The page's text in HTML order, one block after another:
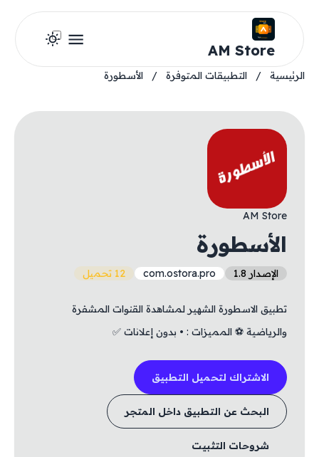
AM Store
الرئيسية / التطبيقات المتوفرة / الأسطورة
AM Store
الأسطورة
الإصدار 1.8 com.ostora.pro 12 تحميل
تطبيق الاسطورة الشهير لمشاهدة القنوات المشفرة
والرياضية ⚽️ المميزات : • بدون إعلانات ✅
الاشتراك لتحميل التطبيق
البحث عن التطبيق داخل المتجر
شروحات التثبيت